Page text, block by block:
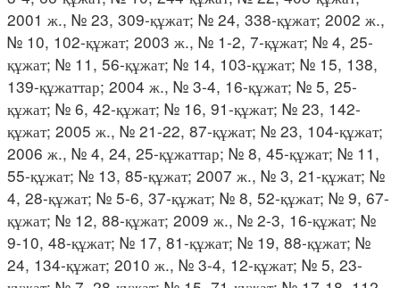
2001 ж., № 23, 309-құжат; № 24, 338-құжат; 2002 ж.,
№ 10, 102-құжат; 2003 ж., № 1-2, 7-құжат; № 4, 25-
құжат; № 11, 56-құжат; № 14, 103-құжат; № 15, 138,
139-құжаттар; 2004 ж., № 3-4, 16-құжат; № 5, 25-
құжат; № 6, 42-құжат; № 16, 91-құжат; № 23, 142-
құжат; 2005 ж., № 21-22, 87-құжат; № 23, 104-құжат;
2006 ж., № 4, 24, 25-құжаттар; № 8, 45-құжат; № 11,
55-құжат; № 13, 85-құжат; 2007 ж., № 3, 21-құжат; №
4, 28-құжат; № 5-6, 37-құжат; № 8, 52-құжат; № 9, 67-
құжат; № 12, 88-құжат; 2009 ж., № 2-3, 16-құжат; №
9-10, 48-құжат; № 17, 81-құжат; № 19, 88-құжат; №
24, 134-құжат; 2010 ж., № 3-4, 12-құжат; № 5, 23-